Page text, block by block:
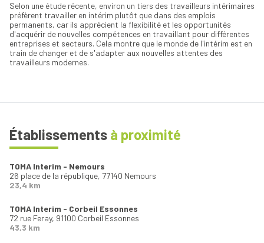
Selon une étude récente, environ un tiers des travailleurs intérimaires
préfèrent travailler en intérim plutôt que dans des emplois
permanents, car ils apprécient la flexibilité et les opportunités
d'acquérir de nouvelles compétences en travaillant pour différentes
entreprises et secteurs. Cela montre que le monde de l'intérim est en
train de changer et de s'adapter aux nouvelles attentes des
travailleurs modernes.
Établissements à proximité
TOMA Interim - Nemours
26 place de la république, 77140 Nemours
23,4 km
TOMA Interim - Corbeil Essonnes
72 rue Feray, 91100 Corbeil Essonnes
43,3 km